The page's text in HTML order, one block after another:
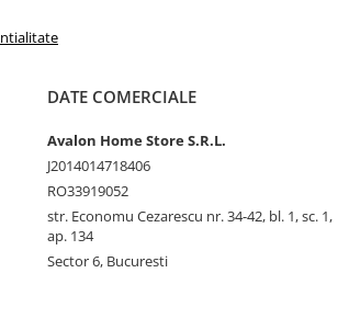
DATE COMERCIALE
Avalon Home Store S.R.L.
J2014014718406
RO33919052
str. Economu Cezarescu nr. 34-42, bl. 1, sc. 1,
ap. 134
Sector 6, Bucuresti